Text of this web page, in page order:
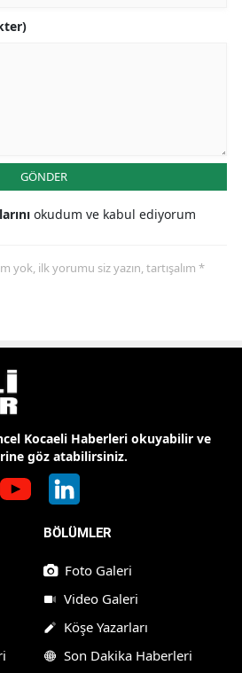
GÖNDER
okudum ve kabul ediyorum
yok, ilk yorumu siz yazın, tartışalım *
Kocaeli Haberleri okuyabilir ve
göz atabilirsiniz.
BÖLÜMLER
Foto Galeri
Video Galeri
Köşe Yazarları
Son Dakika Haberleri